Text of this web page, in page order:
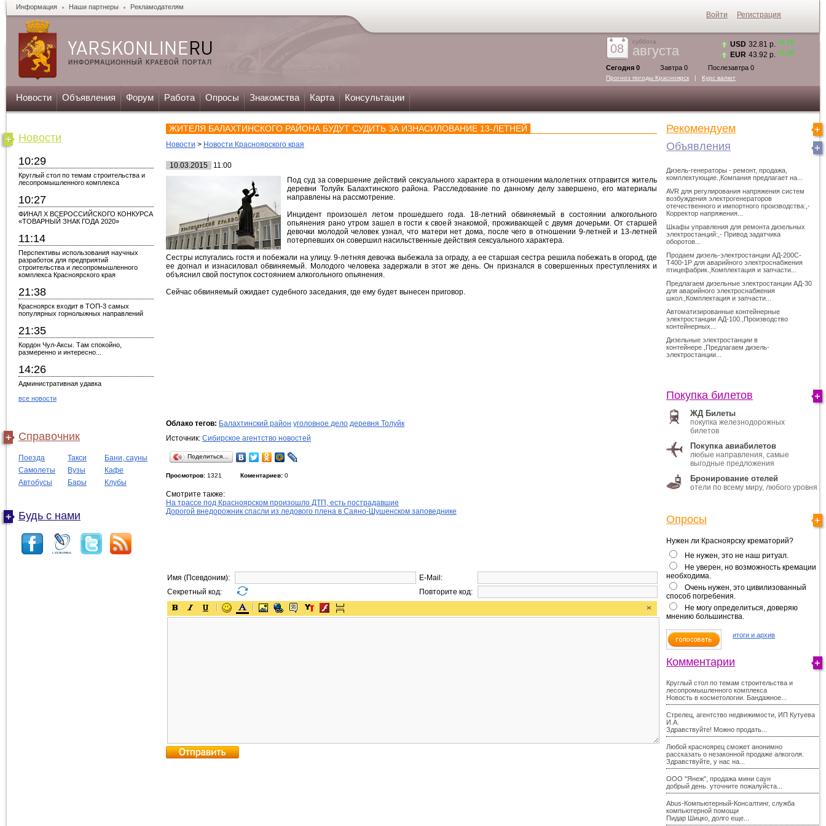
Информация Наши партнеры Рекламодателям
08
суббота
августа
Сегодня 0 Завтра 0 Послезавтра 0
Прогноз погоды Красноярск | Курс валют
USD 32.81 р. +0.15
EUR 43.92 р. +0.26
Новости Объявления Форум Работа Опросы Знакомства Карта Консультации
Новости
10:29
Круглый стол по темам строительства и
лесопромышленного комплекса
10:27
ФИНАЛ X ВСЕРОССИЙСКОГО КОНКУРСА
«ТОВАРНЫЙ ЗНАК ГОДА 2020»
11:14
Перспективы использования научных
разработок для предприятий
строительства и лесопромышленного
комплекса Красноярского края
21:38
Красноярск входит в ТОП-3 самых
популярных горнолыжных направлений
21:35
Кордон Чул-Аксы. Там спокойно,
размеренно и интересно...
14:26
Административная удавка
все новости
Справочник
Поезда Такси
Бани, сауны
Самолеты
Вузы
Кафе
Автобусы
Бары Клубы
Будь с нами
ЖИТЕЛЯ БАЛАХТИНСКОГО РАЙОНА БУДУТ СУДИТЬ ЗА ИЗНАСИЛОВАНИЕ 13-ЛЕТНЕЙ
Новости > Новости Красноярского края
10.03.2015
11:00
Под суд за совершение действий сексуального характера в отношении малолетних отправится житель
деревни Толуйк Балахтинского района. Расследование по данному делу завершено, его материалы
направлены на рассмотрение.
Инцидент произошел летом прошедшего года. 18-летний обвиняемый в состоянии алкогольного
опьянения рано утром зашел в гости к своей знакомой, проживающей с двумя дочерьми. От старшей
девочки молодой человек узнал, что матери нет дома, после чего в отношении 9-летней и 13-летней
потерпевших он совершил насильственные действия сексуального характера.
Сестры испугались гостя и побежали на улицу. 9-летняя девочка выбежала за ограду, а ее старшая сестра решила побежать в огород, где
ее догнал и изнасиловал обвиняемый. Молодого человека задержали в этот же день. Он признался в совершенных преступлениях и
объяснил свой поступок состоянием алкогольного опьянения.
Сейчас обвиняемый ожидает судебного заседания, где ему будет вынесен приговор.
Облако тегов: Балахтинский район уголовное дело деревня Толуйк
Источник: Сибирское агентство новостей
Поделиться…
Просмотров: 1321 Коментариев: 0
Смотрите также:
На трассе под Красноярском произошло ДТП, есть пострадавшие
Дорогой внедорожник спасли из ледового плена в Саяно-Шушенском заповеднике
Имя (Псевдоним):
E-Mail:
Секретный код:
Повторите код:
Рекомендуем
Объявления
Дизель-генераторы - ремонт, продажа,
комплектующие.,Компания предлагает на...
AVR для регулирования напряжения систем
возбуждения электрогенераторов
отечественного и импортного производства:,-
Корректор напряжения...
Шкафы управления для ремонта дизельных
электростанций:,- Привод задатчика
оборотов...
Продаем дизель-электростанции АД-200С-
Т400-1Р для аварийного электроснабжения
птицефабрик.,Комплектация и запчасти...
Предлагаем дизельные электростанции АД-30
для аварийного электроснабжения
школ.,Комплектация и запчасти...
Автоматизированные контейнерные
электростанции АД-100.,Производство
контейнерных...
Дизельные электростанции в
контейнере.,Предлагаем дизель-
электростанции...
Покупка билетов
ЖД Билеты
покупка железнодорожных
билетов
Покупка авиабилетов
любые направления, самые
выгодные предложения
Бронирование отелей
отели по всему миру, любого уровня
Опросы
Нужен ли Красноярску крематорий?
Не нужен, это не наш ритуал.
Не уверен, но возможность кремации
необходима.
Очень нужен, это цивилизованный
способ погребения.
Не могу определиться, доверяю
мнению большинства.
итоги и архив
Комментарии
Круглый стол по темам строительства и
лесопромышленного комплекса
Новость в косметологии. Бандажное...
Стрелец, агентство недвижимости, ИП Кутуева
И.А.
Здравствуйте! Можно продать...
Любой красноярец сможет анонимно
рассказать о незаконной продаже алкоголя.
Здравствуйте, у нас на...
ООО "Янеж", продажа мини саун
добрый день. уточните пожалуйста...
Abus-Компьютерный-Консалтинг, служба
компьютерной помощи
Пидар Шицко, долго еще...
Войти Регистрация